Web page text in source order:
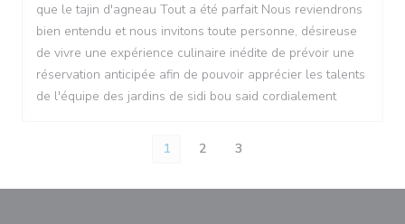
que le tajin d'agneau Tout a été parfait Nous reviendrons
bien entendu et nous invitons toute personne, désireuse
de vivre une expérience culinaire inédite de prévoir une
réservation anticipée afin de pouvoir apprécier les talents
de l'équipe des jardins de sidi bou said cordialement
1 2 3